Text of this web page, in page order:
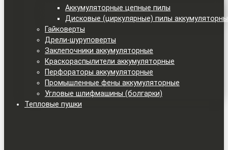
Аккумуляторные цепные пилы
Дисковые (циркулярные) пилы
Гайковерты
Дрели-шуруповерты
Заклепочники аккумуляторные
Краскораспылители аккумуляторные
Перфораторы аккумуляторные
Промышленные фены аккумуляторные
Угловые шлифмашины (болгарки)
Тепловые пушки